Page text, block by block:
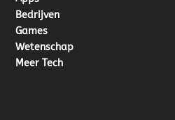
Bedrijven
Games
Wetenschap
Meer Tech